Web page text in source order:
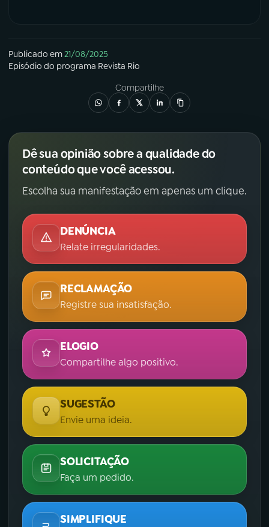
Publicado em21/08/2025
Episódio do programa Revista Rio
Compartilhe
Dê sua opinião sobre a qualidade do
conteúdo que você acessou.
Escolha sua manifestação em apenas um clique.
DENÚNCIA
Relate irregularidades.
RECLAMAÇÃO
Registre sua insatisfação.
ELOGIO
Compartilhe algo positivo.
SUGESTÃO
Envie uma ideia.
SOLICITAÇÃO
Faça um pedido.
SIMPLIFIQUE